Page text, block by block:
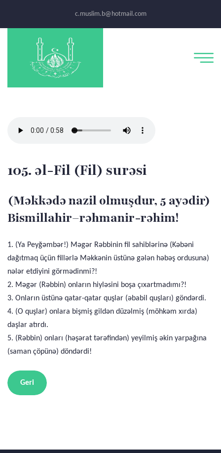
c.muslim.b@hotmail.com
105. əl-Fil (Fil) surəsi
(Məkkədə nazil olmuşdur, 5 ayədir)
Bismillahir–rəhmanir-rəhim!
1. (Ya Peyğəmbər!) Məgər Rəbbinin fil sahiblərinə (Kəbəni
dağıtmaq üçün fillərlə Məkkənin üstünə gələn həbəş ordusuna)
nələr etdiyini görmədinmi?!
2. Məgər (Rəbbin) onların hiyləsini boşa çıxartmadımı?!
3. Onların üstünə qatar-qatar quşlar (əbabil quşları) göndərdi.
4. (O quşlar) onlara bişmiş gildən düzəlmiş (möhkəm xırda)
daşlar atırdı.
5. (Rəbbin) onları (həşərat tərəfindən) yeyilmiş əkin yarpağına
(saman çöpünə) döndərdi!
Geri